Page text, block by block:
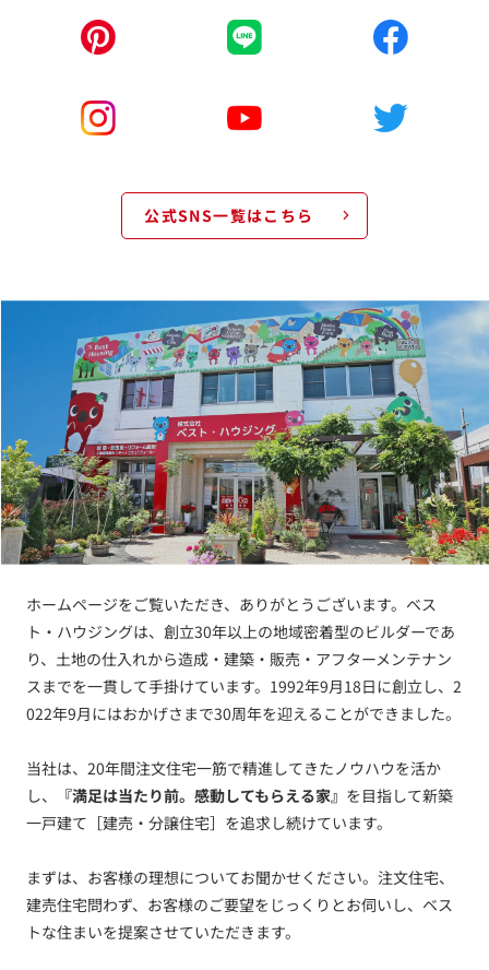
公式SNS一覧はこちら
ホームページをご覧いただき、ありがとうございます。ベス
ト・ハウジングは、創立30年以上の地域密着型のビルダーであ
り、土地の仕入れから造成・建築・販売・アフターメンテナン
スまでを一貫して手掛けています。1992年9月18日に創立し、2
022年9月にはおかげさまで30周年を迎えることができました。
当社は、20年間注文住宅一筋で精進してきたノウハウを活か
し、
『満足は当たり前。感動してもらえる家』 を目指して新築
一戸建て［建売・分譲住宅］を追求し続けています。
まずは、お客様の理想についてお聞かせください。注文住宅、
建売住宅問わず、お客様のご要望をじっくりとお伺いし、ベス
トな住まいを提案させていただきます。